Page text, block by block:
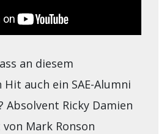
an diesem
auch ein SAE-Alumni
Ricky Damien
Mark Ronson